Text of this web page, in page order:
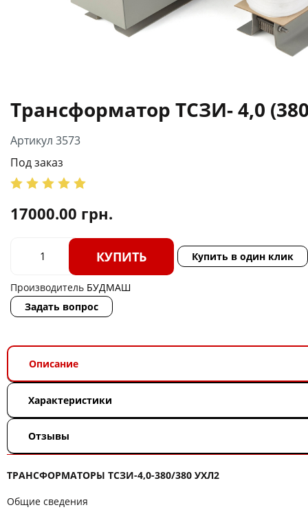
Трансформатор ТСЗИ- 4,0
Артикул 3573
Под заказ
17000.00 грн.
КУПИТЬ Купить в один клик
Производитель БУДМАШ
Задать вопрос
Описание
Характеристики
Отзывы
ТРАНСФОРМАТОРЫ ТСЗИ-4,0-380/380 УХЛ2
Общие сведения